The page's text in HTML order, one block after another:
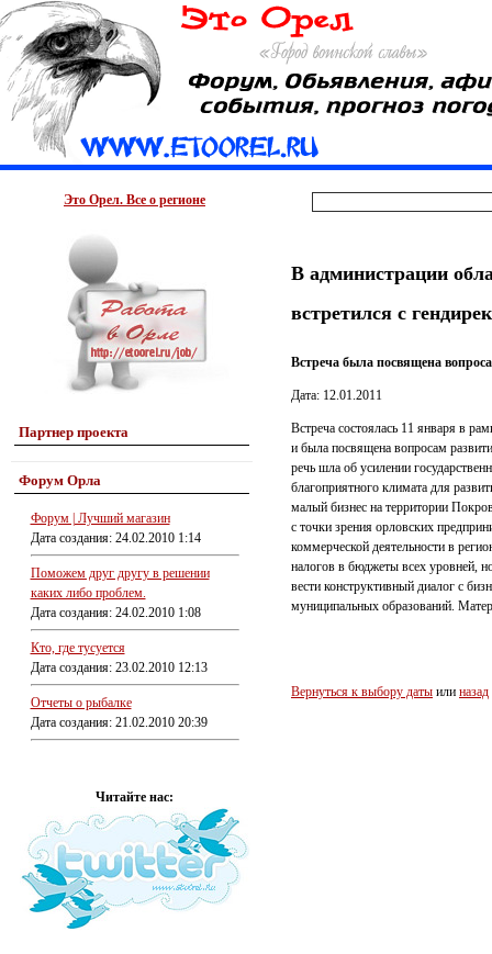
Это Орел. Все о регионе
Партнер проекта
Форум Орла
Форум | Лучший магазин
Дата создания: 24.02.2010 1:14
Поможем друг другу в решении
каких либо проблем.
Дата создания: 24.02.2010 1:08
Кто, где тусуется
Дата создания: 23.02.2010 12:13
Отчеты о рыбалке
Дата создания: 21.02.2010 20:39
Читайте нас:
В администрации
встретился с
Встреча была посвящена
Дата: 12.01.2011
Встреча состоялась 11 января в
и была посвящена вопросам
речь шла об усилении
благоприятного климата для
малый бизнес на территории
с точки зрения орловских
коммерческой деятельности в
налогов в бюджеты всех уровней,
вести конструктивный диалог с
муниципальных образований.
Вернуться к выбору даты или назад